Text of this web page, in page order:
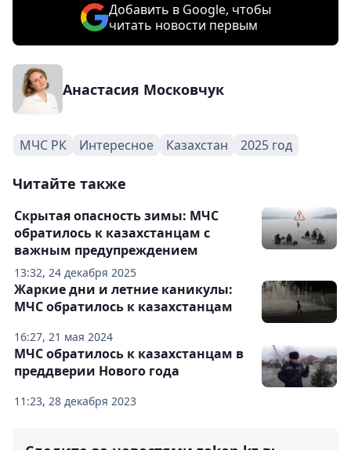
Добавить в Google, чтобы
читать новости первым
Анастасия Московчук
МЧС РК Интересное Казахстан 2025 год
Читайте также
13:32, 24 декабря 2025
Скрытая опасность зимы: МЧС
обратилось к казахстанцам с
важным предупреждением
16:27, 21 мая 2024
Жаркие дни и летние каникулы:
МЧС обратилось к казахстанцам
11:23, 28 декабря 2023
МЧС обратилось к казахстанцам в
преддверии Нового года